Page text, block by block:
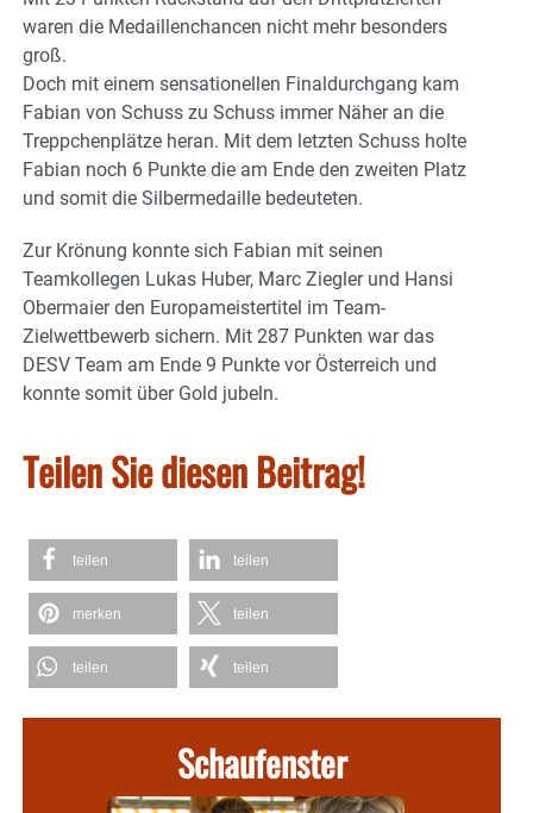
waren die Medaillenchancen nicht mehr besonders
groß.
Doch mit einem sensationellen Finaldurchgang kam
Fabian von Schuss zu Schuss immer Näher an die
Treppchenplätze heran. Mit dem letzten Schuss holte
Fabian noch 6 Punkte die am Ende den zweiten Platz
und somit die Silbermedaille bedeuteten.
Zur Krönung konnte sich Fabian mit seinen
Teamkollegen Lukas Huber, Marc Ziegler und Hansi
Obermaier den Europameistertitel im Team-
Zielwettbewerb sichern. Mit 287 Punkten war das
DESV Team am Ende 9 Punkte vor Österreich und
konnte somit über Gold jubeln.
Teilen Sie diesen Beitrag!
teilen teilen
merken teilen
teilen teilen
Schaufenster